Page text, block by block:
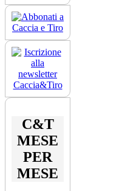
C&T
MESE
PER
MESE